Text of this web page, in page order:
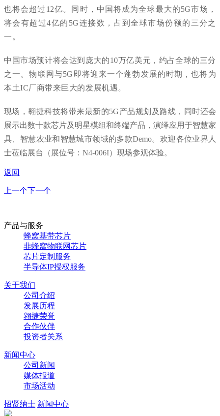
也将会超过 1 2亿。 同 时 ， 中 国 将成为全球最大的5G市场 ，
将会有超 过4亿的 5G连接数 ， 占到全球市场份额的 三分之
一 。
中 国市场预计将会达到 庞大的10万亿美元 ， 约占全球的三分
之一 。物联 网 与5G 即将迎来一个蓬勃 发展的时期 ，也将为
本土IC厂商带来巨大的发展机遇。
现场 ，翱捷科技将带来最新的5G产品规划 及 路线 ， 同 时还会
展示出数十款芯片及 明星模组和终端产品 ， 演绎应用于智慧家
具
智慧农业和智慧城市领域的多款Demo。 欢迎各位业界 人
士莅临展台 （ 展位号 ： N4-006I） 现场参观体验。
返回
上一个下一个
产品与服务
蜂窝基带芯片
非蜂窝物联网芯片
芯片定制服务
半导体IP授权服务
关于我们
公司介绍
发展历程
翱捷荣誉
合作伙伴
投资者关系
新闻中心
公司新闻
媒体报道
市场活动
招贤纳士 新闻中心